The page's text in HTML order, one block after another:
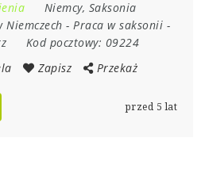
Niemcy, Saksonia
Niemczech - Praca w saksonii -
Kod pocztowy: 09224
Zapisz Przekaż
przed 5 lat